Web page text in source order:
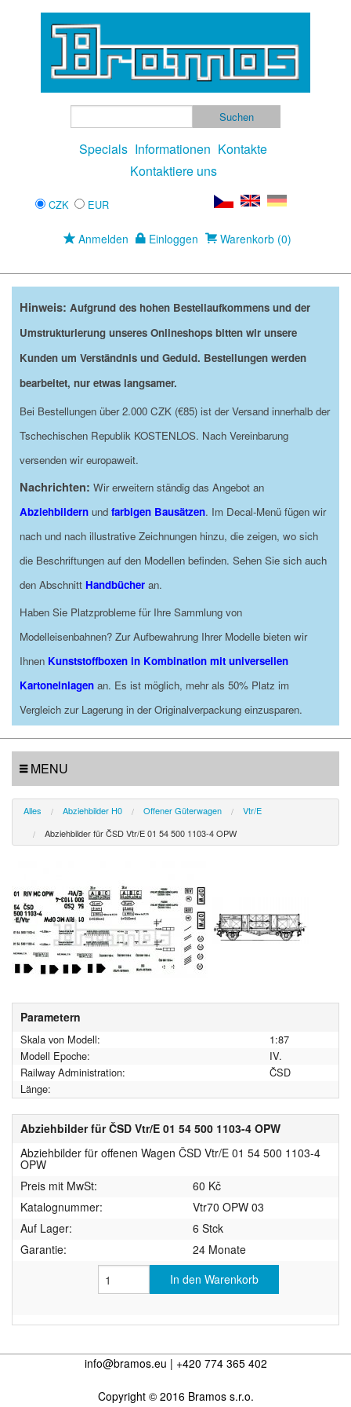
Specials Informationen Kontakte
Kontaktiere uns
CZK EUR
Anmelden Einloggen Warenkorb (0)
Hinweis: Aufgrund des hohen Bestellaufkommens und der
Umstrukturierung unseres Onlineshops bitten wir unsere
Kunden um Verständnis und Geduld. Bestellungen werden
bearbeitet, nur etwas langsamer.
Bei Bestellungen über 2.000 CZK (€85) ist der Versand innerhalb der
Tschechischen Republik KOSTENLOS. Nach Vereinbarung
versenden wir europaweit.
Nachrichten: Wir erweitern ständig das Angebot an
Abziehbildern und farbigen Bausätzen. Im Decal-Menü fügen wir
nach und nach illustrative Zeichnungen hinzu, die zeigen, wo sich
die Beschriftungen auf den Modellen befinden. Sehen Sie sich auch
den Abschnitt Handbücher an.
Haben Sie Platzprobleme für Ihre Sammlung von
Modelleisenbahnen? Zur Aufbewahrung Ihrer Modelle bieten wir
Ihnen Kunststoffboxen in Kombination mit universellen
Kartoneinlagen an. Es ist möglich, mehr als 50% Platz im
Vergleich zur Lagerung in der Originalverpackung einzusparen.
MENU
Alles Abziehbilder H0 Offener Güterwagen
Vtr/E
Abziehbilder für ČSD Vtr/E 01 54 500 1103-4 OPW
Parametern
Skala von Modell:
1:87
Modell Epoche:
IV.
Railway Administration:
ČSD
Länge:
Abziehbilder für ČSD Vtr/E 01 54 500 1103-4 OPW
Abziehbilder für offenen Wagen ČSD Vtr/E 01 54 500 1103-4
OPW
Preis mit MwSt:
60 Kč
Katalognummer:
Vtr70 OPW 03
Auf Lager:
6 Stck
Garantie:
24 Monate
In den Warenkorb
info@bramos.eu | +420 774 365 402
Copyright © 2016 Bramos s.r.o.